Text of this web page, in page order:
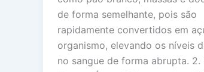
de forma semelhante, pois são
rapidamente convertidos em
organismo, elevando os níveis
no sangue de forma abrupta. 2.